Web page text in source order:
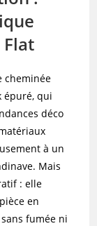
cheminée
épuré, qui
déco
à un
Mais
: elle
en
fumée ni